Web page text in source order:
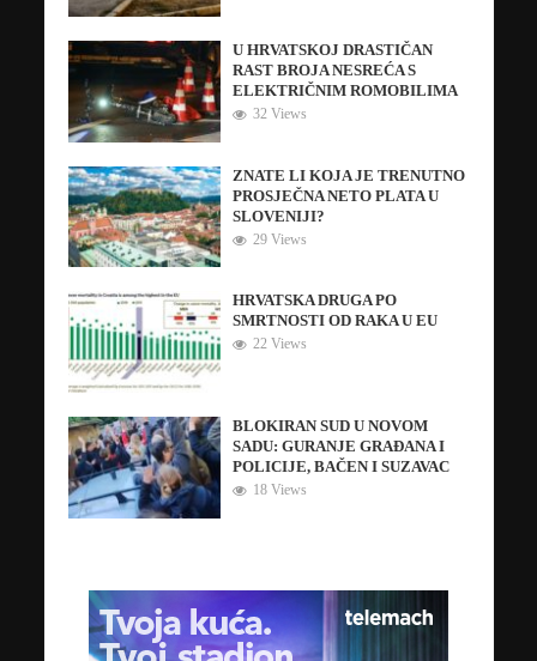
U HRVATSKOJ DRASTIČAN
RAST BROJA NESREĆA S
ELEKTRIČNIM ROMOBILIMA
32 Views
ZNATE LI KOJA JE TRENUTNO
PROSJEČNA NETO PLATA U
SLOVENIJI?
29 Views
HRVATSKA DRUGA PO
SMRTNOSTI OD RAKA U EU
22 Views
BLOKIRAN SUD U NOVOM
SADU: GURANJE GRAĐANA I
POLICIJE, BAČEN I SUZAVAC
18 Views